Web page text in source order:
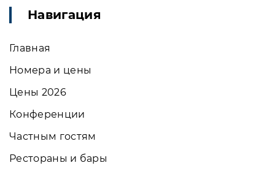
Навигация
Главная
Номера и цены
Цены 2026
Конференции
Частным гостям
Рестораны и бары